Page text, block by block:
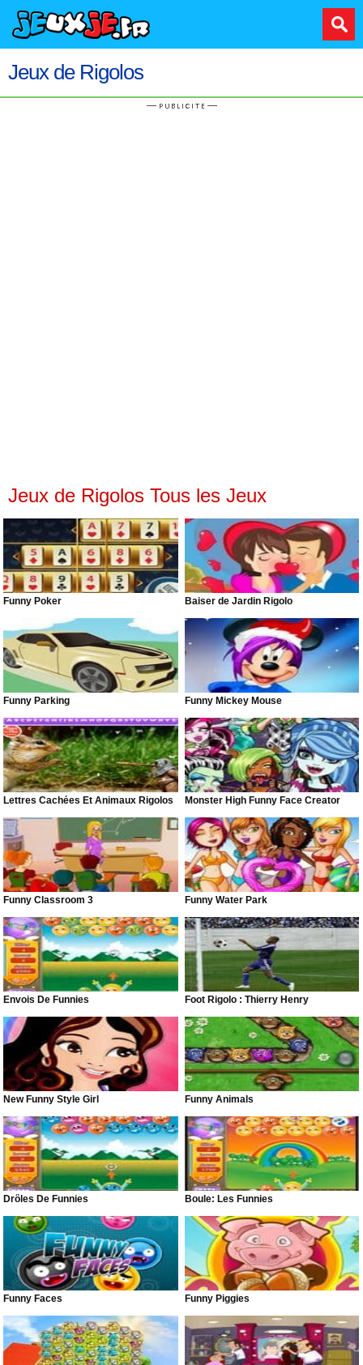
Jeux de Rigolos
Jeux de Rigolos Tous les Jeux
Funny Poker Baiser de Jardin Rigolo
Funny Parking Funny Mickey Mouse
Lettres Cachées Et Animaux Rigolos Monster High Funny Face Creator
Funny Classroom 3 Funny Water Park
Envois De Funnies Foot Rigolo : Thierry Henry
New Funny Style Girl Funny Animals
Drôles De Funnies Boule: Les Funnies
Funny Faces Funny Piggies